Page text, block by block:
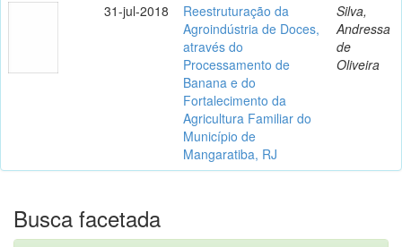
31-jul-2018
Reestruturação da
Agroindústria de Doces,
através do
Processamento de
Banana e do
Fortalecimento da
Agricultura Familiar do
Município de
Mangaratiba, RJ
Silva,
Andressa
de
Oliveira
Busca facetada